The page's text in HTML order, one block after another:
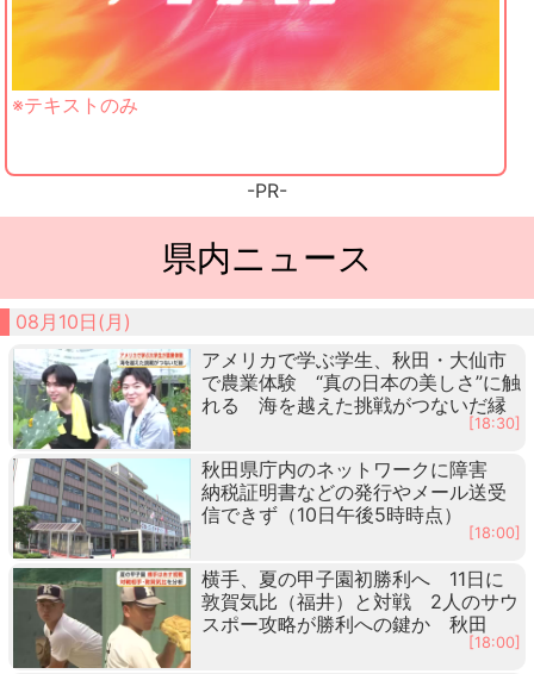
※テキストのみ
-PR-
県内ニュース
08月10日(月)
アメリカで学ぶ学生、秋田・大仙市
で農業体験 “真の日本の美しさ”に触
れる 海を越えた挑戦がつないだ縁
[18:30]
秋田県庁内のネットワークに障害
納税証明書などの発行やメール送受
信できず（10日午後5時時点）
[18:00]
横手、夏の甲子園初勝利へ 11日に
敦賀気比（福井）と対戦 2人のサウ
スポー攻略が勝利への鍵か 秋田
[18:00]